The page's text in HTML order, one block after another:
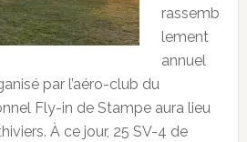
rassemb
lement
annuel
par l’aéro-club du
Fly-in de Stampe aura lieu
À ce jour, 25 SV-4 de